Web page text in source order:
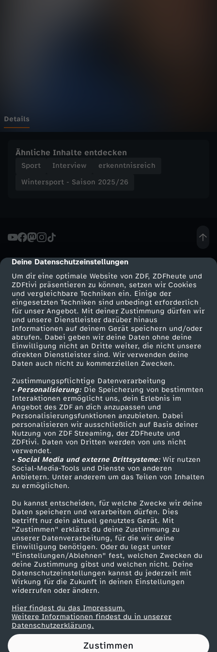
cmp-dialog-description
Deine Datenschutzeinstellungen
Um dir eine optimale Website von ZDF, ZDFheute und
ZDFtivi präsentieren zu können, setzen wir Cookies
und vergleichbare Techniken ein. Einige der
eingesetzten Techniken sind unbedingt erforderlich
für unser Angebot. Mit deiner Zustimmung dürfen wir
und unsere Dienstleister darüber hinaus
Informationen auf deinem Gerät speichern und/oder
abrufen. Dabei geben wir deine Daten ohne deine
Einwilligung nicht an Dritte weiter, die nicht unsere
direkten Dienstleister sind. Wir verwenden deine
Daten auch nicht zu kommerziellen Zwecken.
Zustimmungspflichtige Datenverarbeitung
• Personalisierung:Die Speicherung von bestimmten
Interaktionen ermöglicht uns, dein Erlebnis im
Angebot des ZDF an dich anzupassen und
Personalisierungsfunktionen anzubieten. Dabei
personalisieren wir ausschließlich auf Basis deiner
Nutzung von ZDF Streaming, der ZDFheute und
ZDFtivi. Daten von Dritten werden von uns nicht
verwendet.
• Social Media und externe Drittsysteme:Wir nutzen
Social-Media-Tools und Dienste von anderen
Anbietern. Unter anderem um das Teilen von Inhalten
zu ermöglichen.
Du kannst entscheiden, für welche Zwecke wir deine
Daten speichern und verarbeiten dürfen. Dies
betrifft nur dein aktuell genutztes Gerät. Mit
"Zustimmen" erklärst du deine Zustimmung zu
unserer Datenverarbeitung, für die wir deine
Einwilligung benötigen. Oder du legst unter
"Einstellungen/Ablehnen" fest, welchen Zwecken du
deine Zustimmung gibst und welchen nicht. Deine
Datenschutzeinstellungen kannst du jederzeit mit
Wirkung für die Zukunft in deinen Einstellungen
widerrufen oder ändern.
Hier findest du das Impressum.
Weitere Informationen findest du in unserer
Datenschutzerklärung.
Zustimmen
S
i
n
2
0
2
5
/
2
6
-
F
r
e
u
n
d
:
"
D
Details
Ähnliche Inhalte entdecken
Sport Interview
erkenntnisreich
Wintersport - Saison 2025/26
Mehr ZDF
ZDF-Apps
Smart TV
ZDFtext
Livestreams
Sendungen A-Z
TV-Programm
Service
ZDFmitreden
Kontakt zum ZDF
Tickets
Zuschauerservice
Hilfe
ZDF Unternehmen
Karriere
ZDF goes Schule
Werbefernsehen
Mainzelmännchen
Partner